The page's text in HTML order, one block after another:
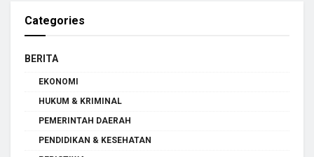
Categories
BERITA
EKONOMI
HUKUM & KRIMINAL
PEMERINTAH DAERAH
PENDIDIKAN & KESEHATAN